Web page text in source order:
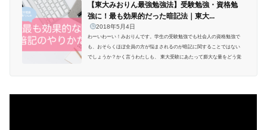
【東大みおりん最強勉強法】受験勉強・資格勉
強に！最も効果的だった暗記法｜東大...
2018年5月4日
わーいわーい！みおりんです。学生の受験勉強でも社会人の資格勉強で
も、おそらくほぼ全員の方が悩まされるのが暗記に関することではない
でしょうか？かく言うわたしも、 東大受験にあたって膨大な量をどう覚